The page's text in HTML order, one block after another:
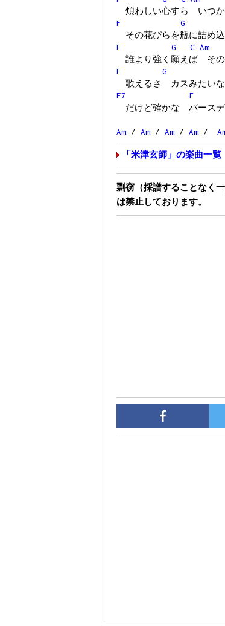
煩わしい心すら いつか
F
G
その花びらを瓶に詰め
F
G C Am
誰より強く願えば その
F
G
歌えるさ カスみたいな
E7
F
だけど確かな バース
Am / Am / Am / Am /
「米津玄師」の楽曲一覧
剽窃（採譜することなく
は禁止しております。